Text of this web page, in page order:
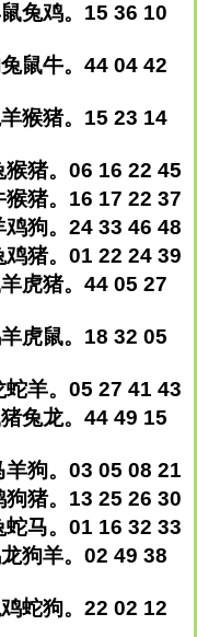
兔鸡。15 36 10
鼠牛。44 04 42
猴猪。15 23 14
猪。06 16 22 45
猪。16 17 22 37
狗。24 33 46 48
猪。01 22 24 39
虎猪。44 05 27
虎鼠。18 32 05
羊。05 27 41 43
兔龙。44 49 15
狗。03 05 08 21
猪。13 25 26 30
马。01 16 32 33
狗羊。02 49 38
蛇狗。22 02 12